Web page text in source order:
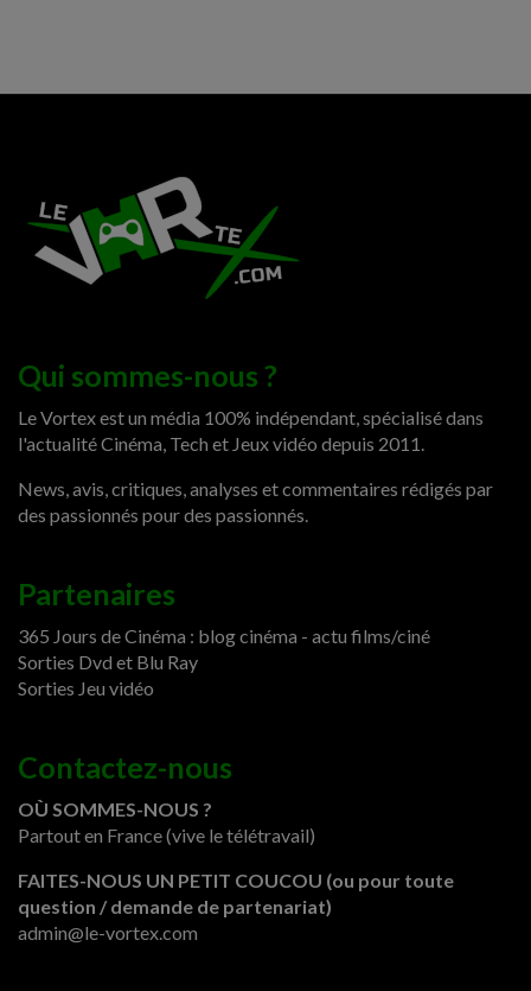
Qui sommes-nous ?
Le Vortex est un média 100% indépendant, spécialisé dans
l'actualité Cinéma, Tech et Jeux vidéo depuis 2011.
News, avis, critiques, analyses et commentaires rédigés par
des passionnés pour des passionnés.
Partenaires
365 Jours de Cinéma : blog cinéma - actu films/ciné
Sorties Dvd et Blu Ray
Sorties Jeu vidéo
Contactez-nous
OÙ SOMMES-NOUS ?
Partout en France (vive le télétravail)
FAITES-NOUS UN PETIT COUCOU (ou pour toute
question / demande de partenariat)
admin@le-vortex.com